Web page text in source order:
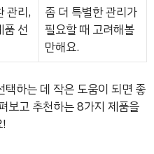
관리,
품 선
좀 더 특별한 관리가
필요할 때 고려해볼
만해요.
하는 데 작은 도움이 되면 좋
보고 추천하는 8가지 제품을
!